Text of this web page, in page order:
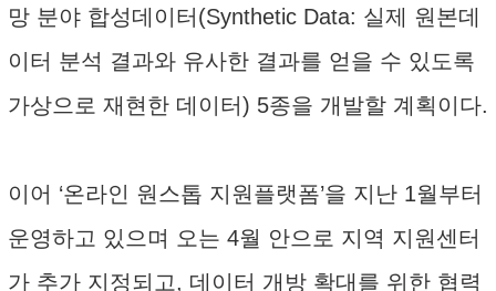
망 분야 합성데이터(Synthetic Data: 실제 원본데
이터 분석 결과와 유사한 결과를 얻을 수 있도록
가상으로 재현한 데이터) 5종을 개발할 계획이다.
이어 ‘온라인 원스톱 지원플랫폼’을 지난 1월부터
운영하고 있으며 오는 4월 안으로 지역 지원센터
가 추가 지정되고, 데이터 개방 확대를 위한 협력